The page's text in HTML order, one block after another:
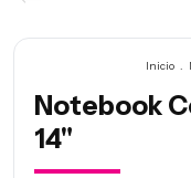
Inicio .
Notebook
14"